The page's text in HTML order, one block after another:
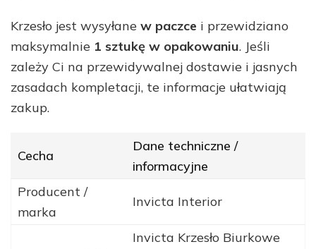
Krzesło jest wysyłane w paczce i przewidziano
maksymalnie 1 sztukę w opakowaniu. Jeśli
zależy Ci na przewidywalnej dostawie i jasnych
zasadach kompletacji, te informacje ułatwiają
zakup.
Cecha
Dane techniczne /
informacyjne
Producent /
marka
Invicta Interior
Invicta Krzesło Biurkowe